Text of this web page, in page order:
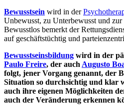
Bewusstsein wird in der
Unbewusst, zu Unterbewusst und zur
Bewusstlos bemerkt der
auf geschäftstüchtig und
Bewusstseinsbildung wird in der
Paulo Freire, der auchAugusto
folgt, jener Vorgang genannt, der
Situation so durchsichtig und klar
auch ihre eigenen Möglichkeiten
auch der Veränderung erkennen